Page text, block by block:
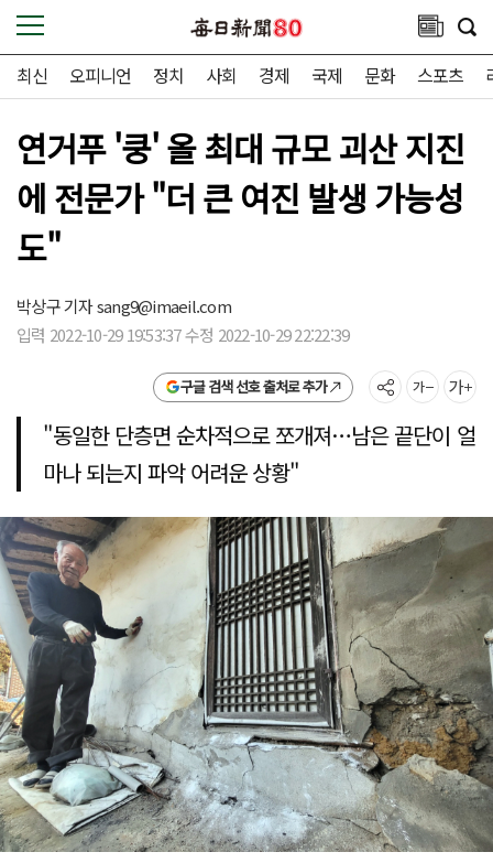
최신 오피니언 정치 사회 경제 국제 문화 스포츠
연거푸 '쿵' 올 최대 규모 괴산 지진
에 전문가 "더 큰 여진 발생 가능성
도"
박상구 기자sang9@imaeil.com
입력 2022-10-29 19:53:37 수정 2022-10-29 22:22:39
구글 검색 선호 출처로 추가
"동일한 단층면 순차적으로 쪼개져…남은 끝단이 얼
마나 되는지 파악 어려운 상황"